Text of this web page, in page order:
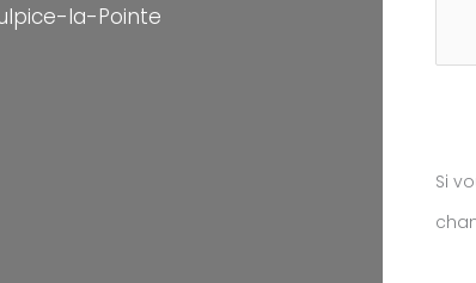
la-Pointe
Si